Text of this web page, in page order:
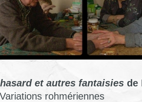
et autres fantaisies de
Variations rohmériennes